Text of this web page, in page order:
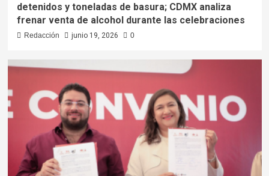
detenidos y toneladas de basura; CDMX analiza
frenar venta de alcohol durante las celebraciones
Redacción junio 19, 2026 0